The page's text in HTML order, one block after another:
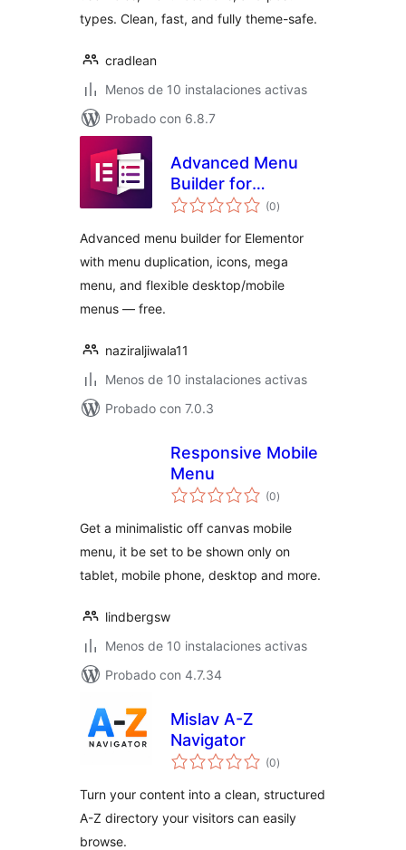
types. Clean, fast, and fully theme-safe.
cradlean
Menos de 10 instalaciones activas
Probado con 6.8.7
Advanced Menu
Builder for
Elementor
(0total
de
)
Advanced menu builder for Elementor
with menu duplication, icons, mega
menu, and flexible desktop/mobile
menus — free.
naziraljiwala11
Menos de 10 instalaciones activas
Probado con 7.0.3
Responsive Mobile
Menu
(0total
de
)
Get a minimalistic off canvas mobile
menu, it be set to be shown only on
tablet, mobile phone, desktop and more.
lindbergsw
Menos de 10 instalaciones activas
Probado con 4.7.34
Mislav A-Z
Navigator
(0total
de
)
Turn your content into a clean, structured
A-Z directory your visitors can easily
browse.